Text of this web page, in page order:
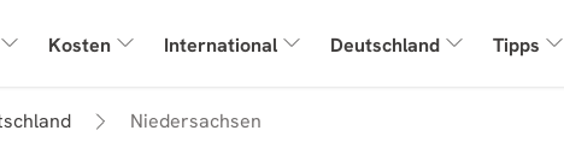
Kosten International Deutschland Tipps
Niedersachsen